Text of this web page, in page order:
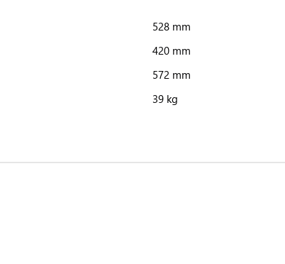
528 mm
420 mm
572 mm
39 kg